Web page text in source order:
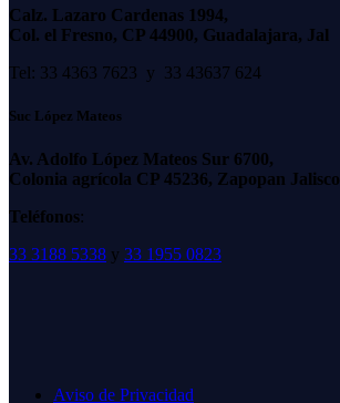
Calz. Lazaro Cardenas 1994,
Col. el Fresno, CP 44900, Guadalajara, Jal
Tel: 33 4363 7623 y 33 43637 624
Suc López Mateos
Av. Adolfo López Mateos Sur 6700,
Colonia agrícola CP 45236, Zapopan Jalisco
Teléfonos:
33 3188 5338 y 33 1955 0823
Aviso de Privacidad